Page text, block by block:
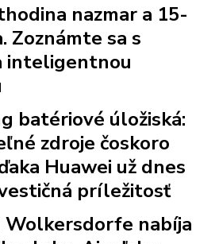
nazmar a 15-
Zoznámte sa s
inteligentnou
batériové úložiská:
zdroje čoskoro
Huawei už dnes
príležitosť
Wolkersdorfe nabíja